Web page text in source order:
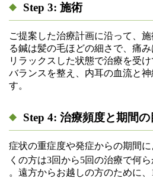
Step 3: 施術
ご提案した治療計画に沿って、
る鍼は髪の毛ほどの細さで、痛み
リラックスした状態で治療を受
バランスを整え、内耳の血流と
す。
Step 4: 治療頻度と期間の
症状の重症度や発症からの期間
くの方は3回から5回の治療で何
。遠方からお越しの方のために